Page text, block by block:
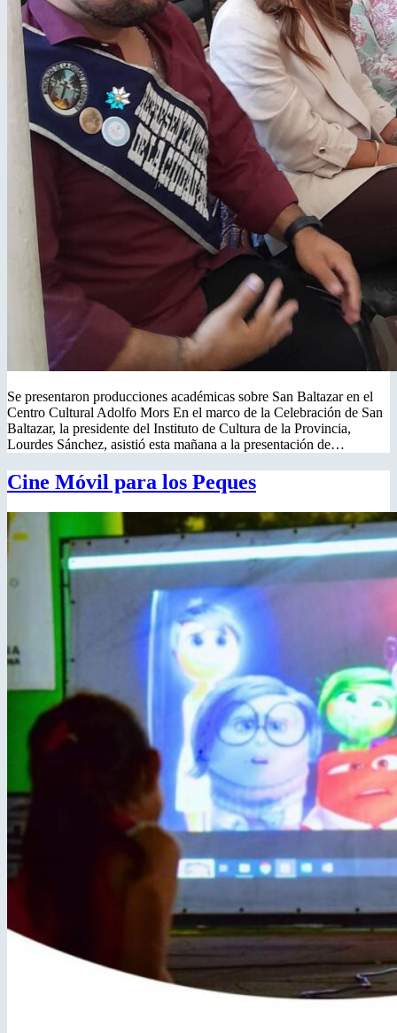
Se presentaron producciones académicas sobre San Baltazar en el
Centro Cultural Adolfo Mors En el marco de la Celebración de San
Baltazar, la presidente del Instituto de Cultura de la Provincia,
Lourdes Sánchez, asistió esta mañana a la presentación de…
Cine Móvil para los Peques